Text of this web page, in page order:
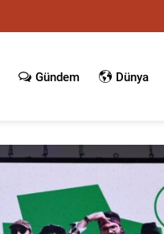
Gündem Dünya